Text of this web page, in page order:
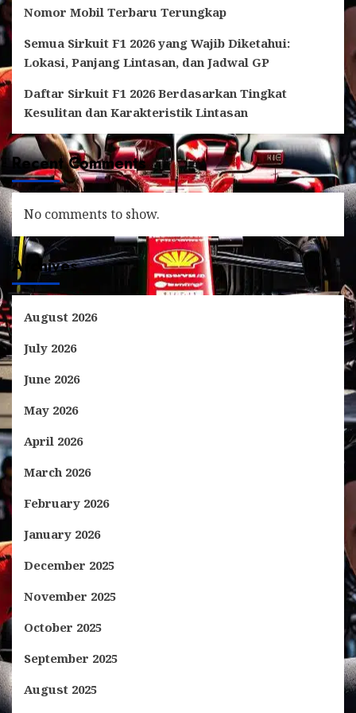
Nomor Mobil Terbaru Terungkap
Semua Sirkuit F1 2026 yang Wajib Diketahui:
Lokasi, Panjang Lintasan, dan Jadwal GP
Daftar Sirkuit F1 2026 Berdasarkan Tingkat
Kesulitan dan Karakteristik Lintasan
Recent Comments
No comments to show.
Archives
August 2026
July 2026
June 2026
May 2026
April 2026
March 2026
February 2026
January 2026
December 2025
November 2025
October 2025
September 2025
August 2025